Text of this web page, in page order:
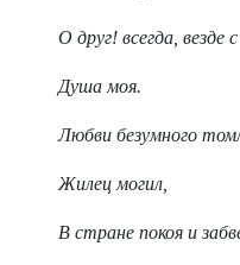
О друг! всегда, везде
Душа моя.
Любви безумного
Жилец могил,
В стране покоя и